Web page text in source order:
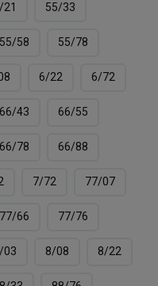
55/33
55/58 55/78
6/22 6/72
66/43 66/55
66/78 66/88
7/72 77/07
77/66 77/76
03 8/08 8/22